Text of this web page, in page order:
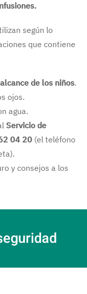
según lo
que contiene
de los niños.
ojos.
agua.
Servicio de
04 20 (el teléfono
y consejos a los